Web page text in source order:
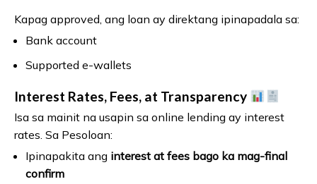
Kapag approved, ang loan ay direktang ipinapadala sa:
Bank account
Supported e-wallets
Interest Rates, Fees, at Transparency
Isa sa mainit na usapin sa online lending ay interest
rates. Sa Pesoloan:
Ipinapakita ang interest at fees bago ka mag-final
confirm